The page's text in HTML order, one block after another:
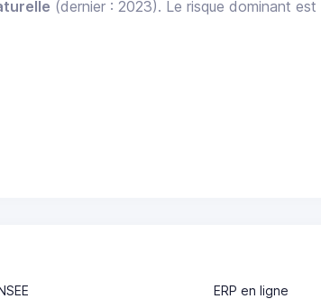
(dernier : 2023). Le risque dominant est
ERP en ligne